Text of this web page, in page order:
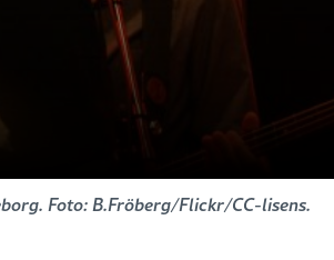
Foto: B.Fröberg/Flickr/CC-lisens.